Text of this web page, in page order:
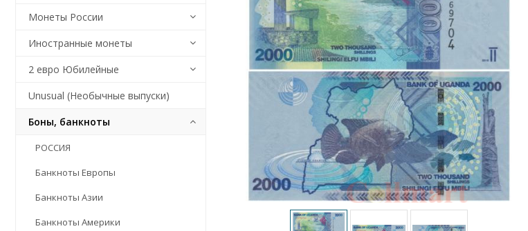
Монеты России
Иностранные монеты
2 евро Юбилейные
Unusual (Необычные выпуски)
Боны, банкноты
РОССИЯ
Банкноты Европы
Банкноты Азии
Банкноты Америки